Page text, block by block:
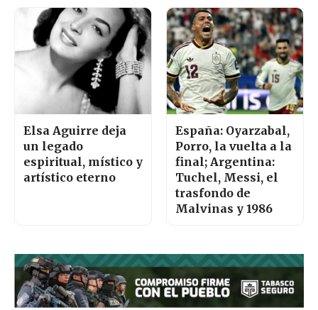
Elsa Aguirre deja
un legado
espiritual, místico y
artístico eterno
España: Oyarzabal,
Porro, la vuelta a la
final; Argentina:
Tuchel, Messi, el
trasfondo de
Malvinas y 1986